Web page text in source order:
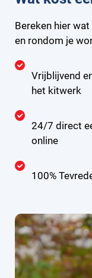
Bereken hier
en rondom je
Vrijblijvend
het kitwerk
24/7 direct
online
100%